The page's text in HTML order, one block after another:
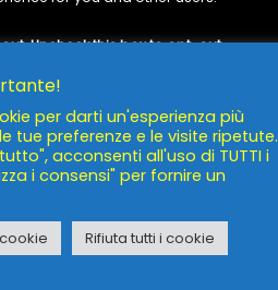
Uncheck this box to opt-out.
BYDQM S.R.L.
per darti un'esperienza più
tue preferenze e le visite ripetute.
acconsenti all'uso di TUTTI i
i consensi" per fornire un
Rifiuta tutti i cookie